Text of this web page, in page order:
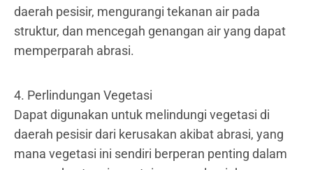
daerah pesisir, mengurangi tekanan air pada
struktur, dan mencegah genangan air yang dapat
memperparah abrasi.
4. Perlindungan Vegetasi
Dapat digunakan untuk melindungi vegetasi di
daerah pesisir dari kerusakan akibat abrasi, yang
mana vegetasi ini sendiri berperan penting dalam